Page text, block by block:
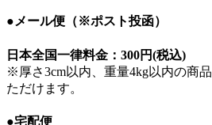
●メール便（※ポスト投函）
日本全国一律料金： 300円(税込)
※厚さ3cm以内、重量4kg以内の商
ただけます。
●宅配便